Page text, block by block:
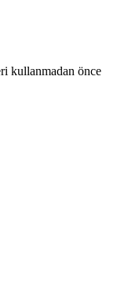
kullanmadan önce